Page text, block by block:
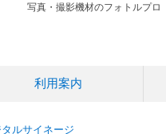
写真・撮影機材のフォトルプロ
利用案内
ルサイネージ